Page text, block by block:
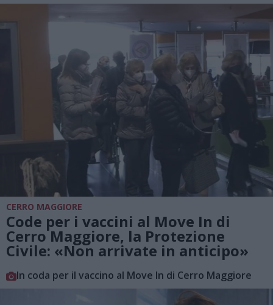
CERRO MAGGIORE
Code per i vaccini al Move In di
Cerro Maggiore, la Protezione
Civile: «Non arrivate in anticipo»
In coda per il vaccino al Move In di Cerro Maggiore